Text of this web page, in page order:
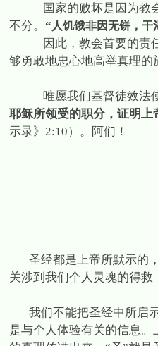
国家的败坏是因为教
不分。 “ 人饥饿非因无饼，干
因此，教会首要的责
够勇敢地忠心地高举真理
唯愿我们基督徒效法
耶稣所领受的职分，证明上
示录》 2:10）。阿们！
圣经都是上帝所默示的
关涉到我们个人灵魂的得
我们不能把圣经中所启
是与个人体验有关的信息